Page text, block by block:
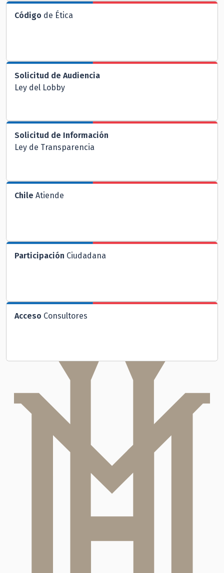
Código de Ética
Solicitud de Audiencia
Ley del Lobby
Solicitud de Información
Ley de Transparencia
Chile Atiende
Participación Ciudadana
Acceso Consultores